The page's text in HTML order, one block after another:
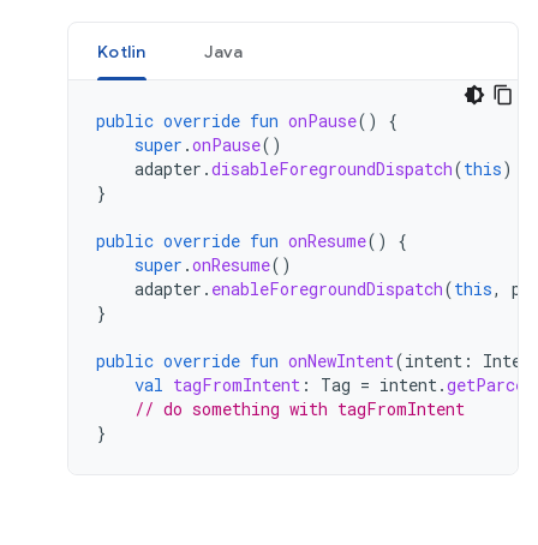
Kotlin Java
public override fun onPause()
{
super .onPause()
adapter .disableForegroundDispatch(this)
}
public override fun onResume()
{
super .onResume()
adapter . enableForegroundDispatch(this,
}
public override fun onNewIntent(intent :
val tagFromIntent : Tag = intent.
// do something with tagFromIntent
}